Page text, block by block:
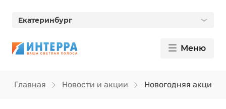
Екатеринбург
Меню
Главная Новости и акции Новогодняя акция